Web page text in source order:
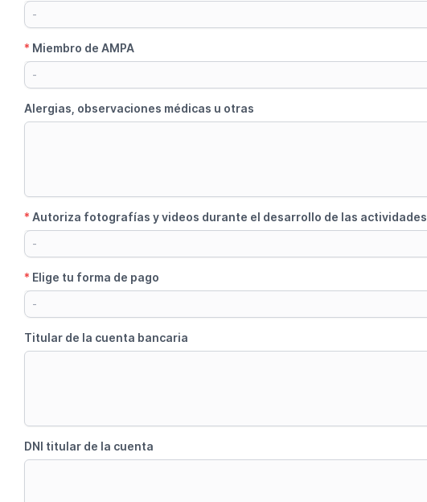
-
* Miembro de AMPA
-
Alergias, observaciones médicas u otras
* Autoriza fotografías y videos durante el desarrollo de las actividades
-
* Elige tu forma de pago
-
Titular de la cuenta bancaria
DNI titular de la cuenta